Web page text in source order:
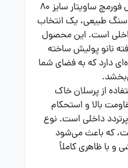
سرامیک دیوار ایفا سرام مدل فورمچ ساویتار سایز 80
سنگ طبیعی، یک انتخاب
است. این محصول
نانو پولیش ساخته
دارد که به فضای شما
و استفاده از پرسلان خاک
بالا و استحکام
داخلی است. نوع
که باعث می‌شود
و با ظاهری کاملاً